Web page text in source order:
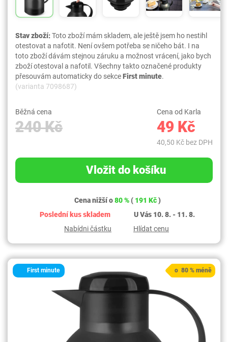
Stav zboží:Toto zboží mám skladem, ale ještě jsem ho nestihl
otestovat a nafotit. Není ovšem potřeba se ničeho bát. I na
toto zboží dávám stejnou záruku a možnost vrácení, jako bych
zboží otestoval a nafotil. Všechny takto označené produkty
přesouvám automaticky do sekceFirst minute.
(varianta 7098687)
Běžná cena
240 Kč
Cena od Karla
49 Kč
40,50 Kč bez DPH
Vložit do košíku
Cena nižší o80 %(191 Kč)
Poslední kus skladem
U Vás 10. 8. - 11. 8.
Nabídni částku
Hlídat cenu
First minute o 80 % méně